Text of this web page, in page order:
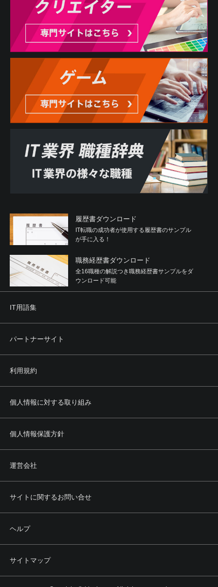
履歴書ダウンロード
IT転職の成功者が使用する履歴書のサンプル
が手に入る！
職務経歴書ダウンロード
全16職種の解説つき職務経歴書サンプルをダ
ウンロード可能
IT用語集
パートナーサイト
利用規約
個人情報に対する取り組み
個人情報保護方針
運営会社
サイトに関するお問い合せ
ヘルプ
サイトマップ